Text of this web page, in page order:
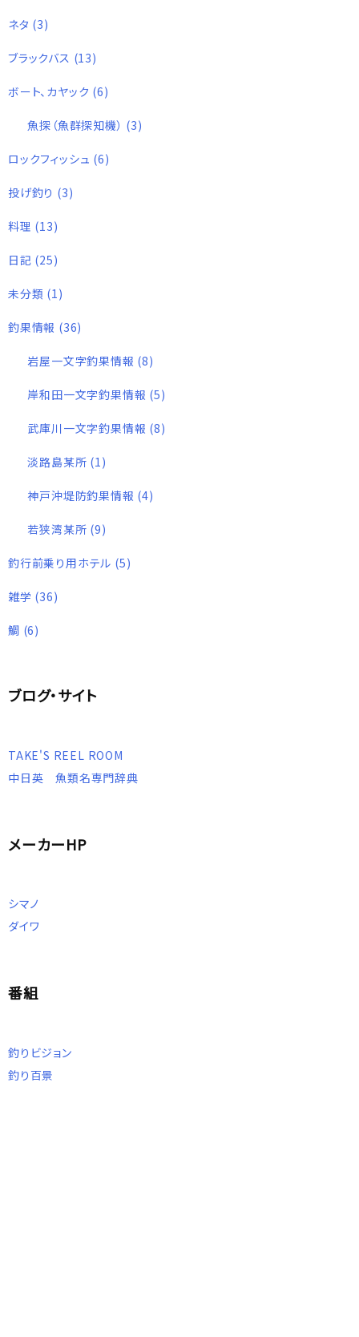
ネタ (3)
ブラックバス (13)
ボート、カヤック (6)
魚探（魚群探知機） (3)
ロックフィッシュ (6)
投げ釣り (3)
料理 (13)
日記 (25)
未分類 (1)
釣果情報 (36)
岩屋一文字釣果情報 (8)
岸和田一文字釣果情報 (5)
武庫川一文字釣果情報 (8)
淡路島某所 (1)
神戸沖堤防釣果情報 (4)
若狭湾某所 (9)
釣行前乗り用ホテル (5)
雑学 (36)
鯛 (6)
ブログ・サイト
TAKE'S REEL ROOM
中日英 魚類名専門辞典
メーカーHP
シマノ
ダイワ
番組
釣りビジョン
釣り百景